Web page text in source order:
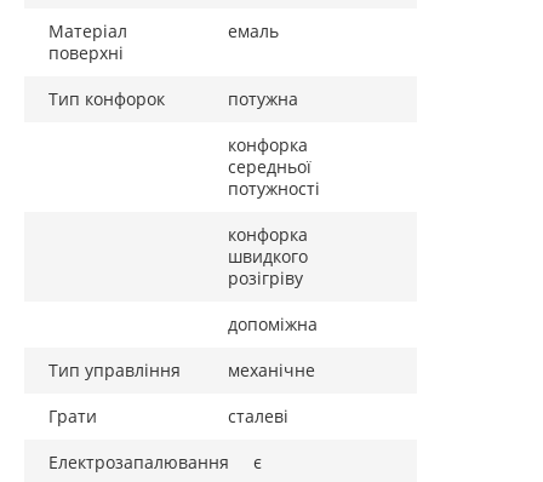
З метою безпеки
Варильна поверхня SAMSUNG GN 642 FFBD не тільки
гарна, але й безпечна. Вона оснащена системою газ –
контролю, яка убереже ваше житло від неприємностей. У
разі загасання полум'я ця система перекриває доступ
газу, виключаючи таким чином ймовірність витоку газу.
Матеріал
поверхні
емаль
Тип конфорок
потужна
конфорка
середньої
потужності
конфорка
швидкого
розігріву
допоміжна
Тип управління
механічне
Грати
сталеві
Електрозапалювання
є